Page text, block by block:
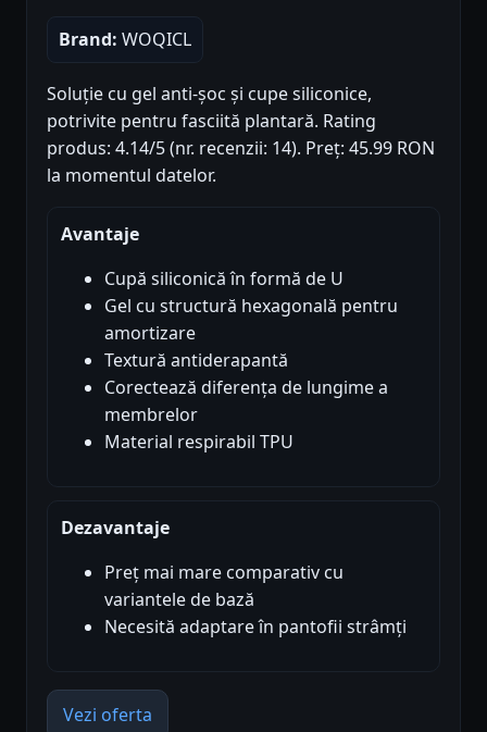
Brand: WOQICL
Soluție cu gel anti-șoc și cupe siliconice,
potrivite pentru fasciită plantară. Rating
produs: 4.14/5 (nr. recenzii: 14). Preț: 45.99 RON
la momentul datelor.
Avantaje
Cupă siliconică în formă de U
Gel cu structură hexagonală pentru
amortizare
Textură antiderapantă
Corectează diferența de lungime a
membrelor
Material respirabil TPU
Dezavantaje
Preț mai mare comparativ cu
variantele de bază
Necesită adaptare în pantofii strâmți
Vezi oferta